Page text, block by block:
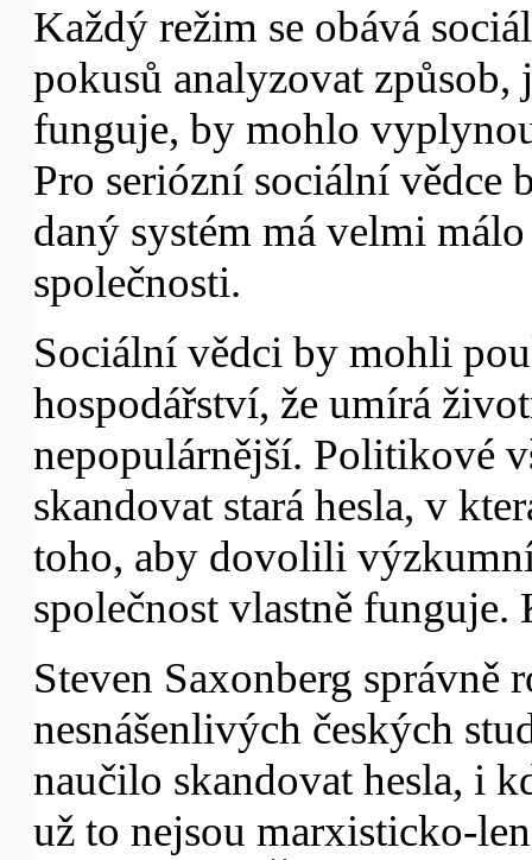
Každý režim se obává
pokusů analyzovat způsob,
funguje, by mohlo
Pro seriózní sociální vědce
daný systém má velmi
společnosti.
Sociální vědci by mohli
hospodářství, že umírá
nepopulárnější. Politikové
skandovat stará hesla, v
toho, aby dovolili
společnost vlastně funguje.
Steven Saxonberg správně
nesnášenlivých českých
naučilo skandovat hesla, i
už to nejsou marxisticko-